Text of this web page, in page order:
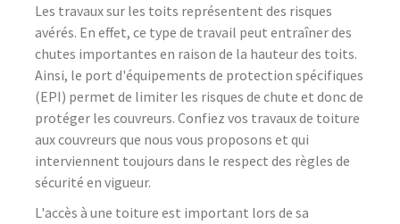
Les travaux sur les toits représentent des risques
avérés. En effet, ce type de travail peut entraîner des
chutes importantes en raison de la hauteur des toits.
Ainsi, le port d'équipements de protection spécifiques
(EPI) permet de limiter les risques de chute et donc de
protéger les couvreurs. Confiez vos travaux de toiture
aux couvreurs que nous vous proposons et qui
interviennent toujours dans le respect des règles de
sécurité en vigueur.
L'accès à une toiture est important lors de sa